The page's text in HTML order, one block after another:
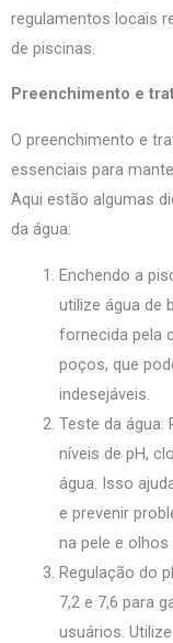
regulamentos locais
de piscinas.
Preenchimento e
O preenchimento e
essenciais para
Aqui estão algumas
da água:
Enchendo a
utilize água de
fornecida pela
poços, que
indesejáveis.
Teste da água:
níveis de pH,
água. Isso
e prevenir
na pele e olhos
Regulação do
7,2 e 7,6 para
usuários.